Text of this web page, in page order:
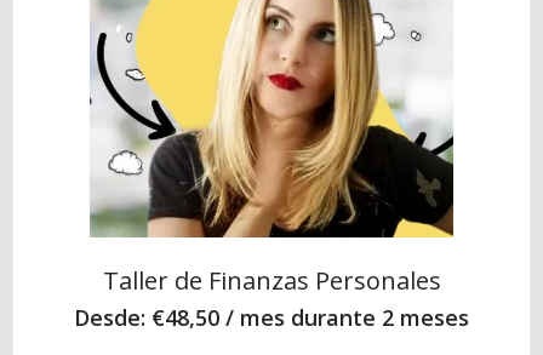
Taller de Finanzas Personales
Desde: €48,50 / mes durante 2 meses